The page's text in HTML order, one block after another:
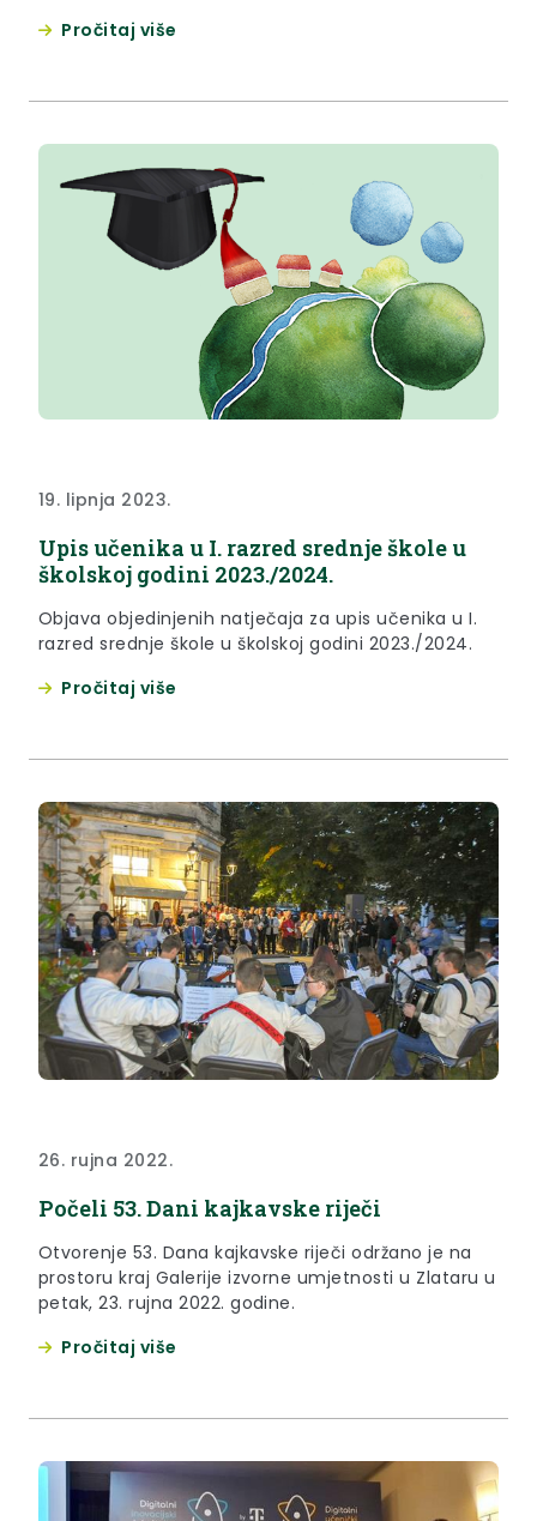
završili s prosjekom 5,0. Krapinsko – zagorska
Pročitaj više
19. lipnja 2023.
Upis učenika u I. razred srednje škole u
školskoj godini 2023./2024.
Objava objedinjenih natječaja za upis učenika u I.
razred srednje škole u školskoj godini 2023./2024.
Pročitaj više
26. rujna 2022.
Počeli 53. Dani kajkavske riječi
Otvorenje 53. Dana kajkavske riječi održano je na
prostoru kraj Galerije izvorne umjetnosti u Zlataru u
petak, 23. rujna 2022. godine.
Pročitaj više